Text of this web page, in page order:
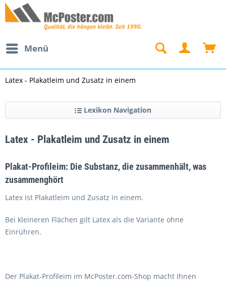
Menü
Latex - Plakatleim und Zusatz in einem
Lexikon Navigation
Latex - Plakatleim und Zusatz in einem
Plakat-Profileim: Die Substanz, die zusammenhält, was
zusammenghört
Latex ist Plakatleim und Zusatz in einem.
Bei kleineren Flächen gilt Latex als die Variante ohne
Einrühren.
Der Plakat-Profileim im McPoster.com-Shop macht Ihnen